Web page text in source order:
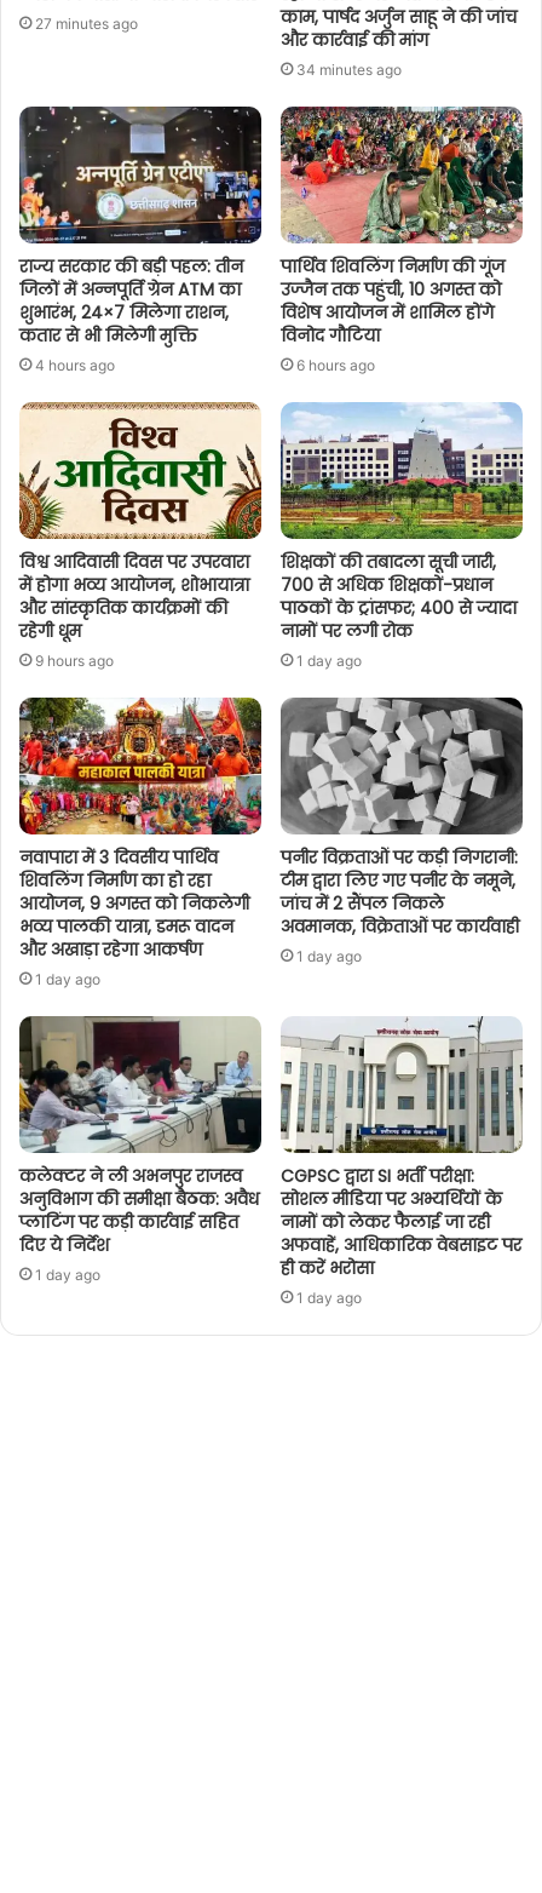
27 minutes ago
काम, पार्षद अर्जुन साहू ने की जांच
और कार्रवाई की मांग
34 minutes ago
राज्य सरकार की बड़ी पहल: तीन
जिलों में अन्नपूर्ति ग्रेन ATM का
शुभारंभ, 24×7 मिलेगा राशन,
कतार से भी मिलेगी मुक्ति
4 hours ago
पार्थिव शिवलिंग निर्माण की गूंज
उज्जैन तक पहुंची, 10 अगस्त को
विशेष आयोजन में शामिल होंगे
विनोद गौटिया
6 hours ago
विश्व आदिवासी दिवस पर उपरवारा
में होगा भव्य आयोजन, शोभायात्रा
और सांस्कृतिक कार्यक्रमों की
रहेगी धूम
9 hours ago
शिक्षकों की तबादला सूची जारी,
700 से अधिक शिक्षकों-प्रधान
पाठकों के ट्रांसफर; 400 से ज्यादा
नामों पर लगी रोक
1 day ago
नवापारा में 3 दिवसीय पार्थिव
शिवलिंग निर्माण का हो रहा
आयोजन, 9 अगस्त को निकलेगी
भव्य पालकी यात्रा, डमरू वादन
और अखाड़ा रहेगा आकर्षण
1 day ago
पनीर विक्रताओं पर कड़ी निगरानी:
टीम द्वारा लिए गए पनीर के नमूने,
जांच में 2 सैंपल निकले
अवमानक, विक्रेताओं पर कार्यवाही
1 day ago
कलेक्टर ने ली अभनपुर राजस्व
अनुविभाग की समीक्षा बैठक: अवैध
प्लाटिंग पर कड़ी कार्रवाई सहित
दिए ये निर्देश
1 day ago
CGPSC द्वारा SI भर्ती परीक्षा:
सोशल मीडिया पर अभ्यर्थियों के
नामों को लेकर फैलाई जा रही
अफवाहें, आधिकारिक वेबसाइट पर
ही करें भरोसा
1 day ago